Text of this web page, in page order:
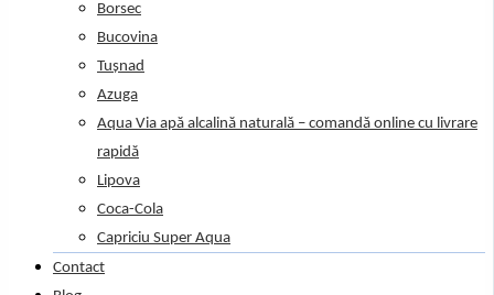
Borsec
Bucovina
Tușnad
Azuga
Aqua Via apă alcalină naturală – comandă online cu livrare
rapidă
Lipova
Coca-Cola
Capriciu Super Aqua
Contact